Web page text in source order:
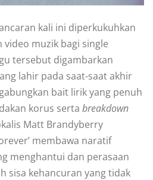
kali ini diperkukuhkan
video muzik bagi single
tersebut digambarkan
lahir pada saat-saat akhir
bait lirik yang penuh
korus serta breakdown
Matt Brandyberry
membawa naratif
menghantui dan perasaan
sisa kehancuran yang tidak